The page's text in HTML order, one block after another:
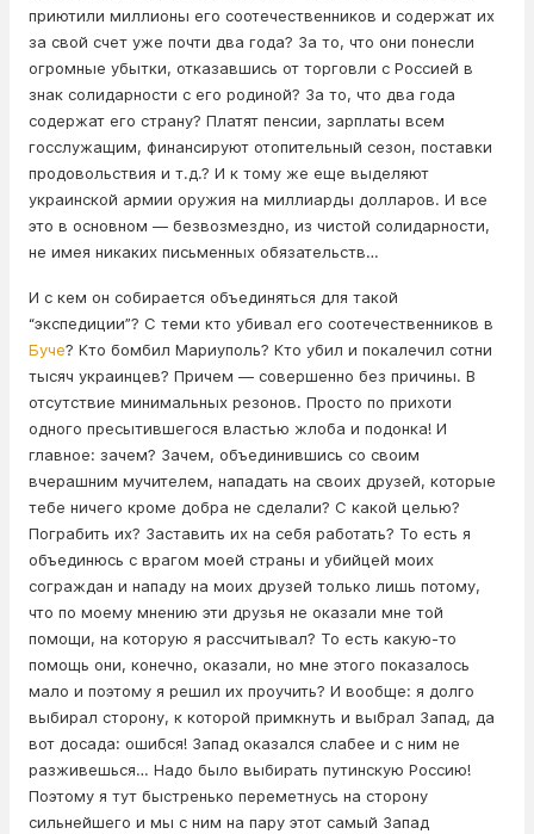
приютили миллионы его соотечественников и содержат их
за свой счет уже почти два года? За то, что они понесли
огромные убытки, отказавшись от торговли с Россией в
знак солидарности с его родиной? За то, что два года
содержат его страну? Платят пенсии, зарплаты всем
госслужащим, финансируют отопительный сезон, поставки
продовольствия и т.д.? И к тому же еще выделяют
украинской армии оружия на миллиарды долларов. И все
это в основном — безвозмездно, из чистой солидарности,
не имея никаких письменных обязательств…
И с кем он собирается объединяться для такой
“экспедиции”? С теми кто убивал его соотечественников в
Буче? Кто бомбил Мариуполь? Кто убил и покалечил сотни
тысяч украинцев? Причем — совершенно без причины. В
отсутствие минимальных резонов. Просто по прихоти
одного пресытившегося властью жлоба и подонка! И
главное: зачем? Зачем, объединившись со своим
вчерашним мучителем, нападать на своих друзей, которые
тебе ничего кроме добра не сделали? С какой целью?
Пограбить их? Заставить их на себя работать? То есть я
объединюсь с врагом моей страны и убийцей моих
сограждан и нападу на моих друзей только лишь потому,
что по моему мнению эти друзья не оказали мне той
помощи, на которую я рассчитывал? То есть какую-то
помощь они, конечно, оказали, но мне этого показалось
мало и поэтому я решил их проучить? И вообще: я долго
выбирал сторону, к которой примкнуть и выбрал Запад, да
вот досада: ошибся! Запад оказался слабее и с ним не
разживешься… Надо было выбирать путинскую Россию!
Поэтому я тут быстренько переметнусь на сторону
сильнейшего и мы с ним на пару этот самый Запад